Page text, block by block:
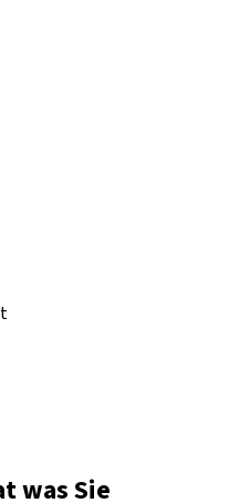
was Sie